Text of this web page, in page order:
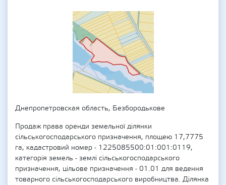
Днепропетровская область, Безбородькове
Продаж права оренди земельної ділянки
сільськогосподарського призначення, площею 17,7775
га, кадастровий номер - 1225085500:01:001:0119,
категорія земель - землі сільськогосподарського
призначення, цільове призначення - 01.01 для ведення
товарного сільськогосподарського виробництва. Ділянка